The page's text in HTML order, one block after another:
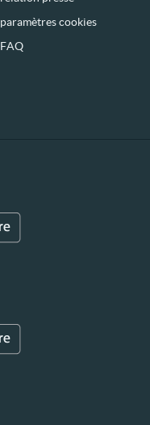
paramètres cookies
FAQ